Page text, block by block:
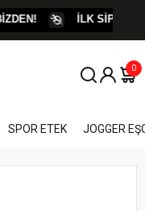
İLK
0
SPOR ETEK JOGGER